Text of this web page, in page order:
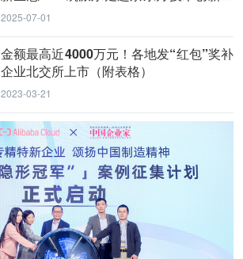
心
2025-07-01
金额最高近4000万元！各地发“红包”奖补
企业北交所上市（附表格）
2023-03-21